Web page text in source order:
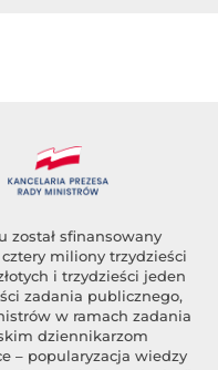
został sfinansowany
cztery miliony trzydzieści
i trzydzieści jeden
zadania publicznego,
w ramach zadania
dziennikarzom
– popularyzacja wiedzy